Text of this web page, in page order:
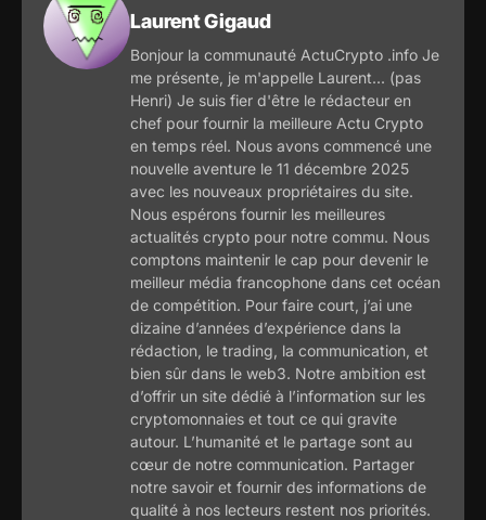
Laurent Gigaud
Bonjour la communauté ActuCrypto .info Je
me présente, je m'appelle Laurent... (pas
Henri) Je suis fier d'être le rédacteur en
chef pour fournir la meilleure Actu Crypto
en temps réel. Nous avons commencé une
nouvelle aventure le 11 décembre 2025
avec les nouveaux propriétaires du site.
Nous espérons fournir les meilleures
actualités crypto pour notre commu. Nous
comptons maintenir le cap pour devenir le
meilleur média francophone dans cet océan
de compétition. Pour faire court, j’ai une
dizaine d’années d’expérience dans la
rédaction, le trading, la communication, et
bien sûr dans le web3. Notre ambition est
d’offrir un site dédié à l’information sur les
cryptomonnaies et tout ce qui gravite
autour. L’humanité et le partage sont au
cœur de notre communication. Partager
notre savoir et fournir des informations de
qualité à nos lecteurs restent nos priorités.